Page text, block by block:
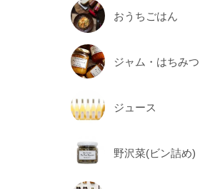
おうちごはん
ジャム・はちみつ
ジュース
野沢菜(ビン詰め)